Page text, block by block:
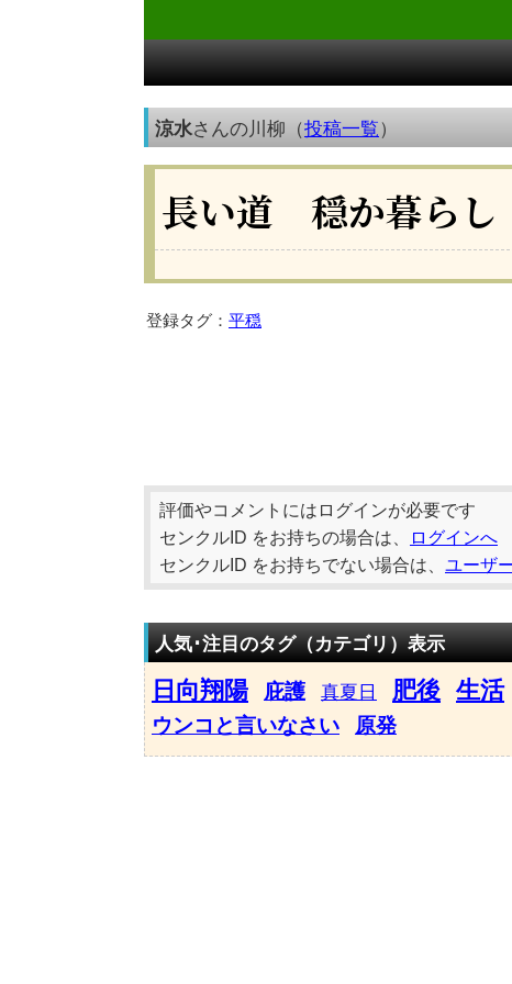
涼水さんの川柳（投稿一覧）
長い道 穏か暮ら
登録タグ： 平穏
評価やコメントにはログインが必要です
センクルID をお持ちの場合は、
ログインへ
センクルID をお持ちでない場合は、 ユーザ
人気･注目のタグ（カテゴリ）表示
日向翔陽 庇護 真夏日 肥後 生活
ウンコと言いなさい 原発